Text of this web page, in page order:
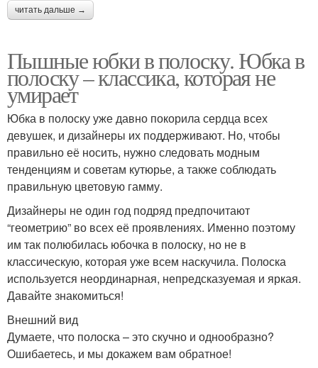
читать дальше →
Пышные юбки в полоску. Юбка в
полоску – классика, которая не
умирает
Юбка в полоску уже давно покорила сердца всех
девушек, и дизайнеры их поддерживают. Но, чтобы
правильно её носить, нужно следовать модным
тенденциям и советам кутюрье, а также соблюдать
правильную цветовую гамму.
Дизайнеры не один год подряд предпочитают
“геометрию” во всех её проявлениях. Именно поэтому
им так полюбилась юбочка в полоску, но не в
классическую, которая уже всем наскучила. Полоска
используется неординарная, непредсказуемая и яркая.
Давайте знакомиться!
Внешний вид
Думаете, что полоска – это скучно и однообразно?
Ошибаетесь, и мы докажем вам обратное!